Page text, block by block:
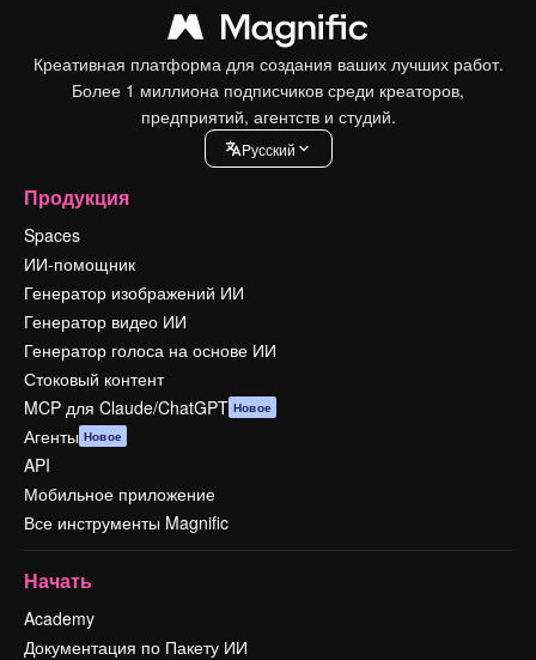
Креативная платформа для создания ваших лучших работ.
Более 1 миллиона подписчиков среди креаторов,
предприятий, агентств и студий.
Pусский
Продукция
Spaces
ИИ-помощник
Генератор изображений ИИ
Генератор видео ИИ
Генератор голоса на основе ИИ
Стоковый контент
MCP для Claude/ChatGPT Новое
Агенты Новое
API
Мобильное приложение
Все инструменты Magnific
Начать
Academy
Документация по Пакету ИИ